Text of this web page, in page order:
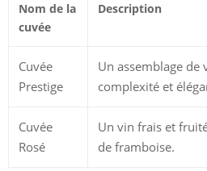
Nom de la
cuvée
Description
Cuvée
Prestige
Un assemblage
complexité et
Cuvée
Rosé
Un vin frais et
de framboise.